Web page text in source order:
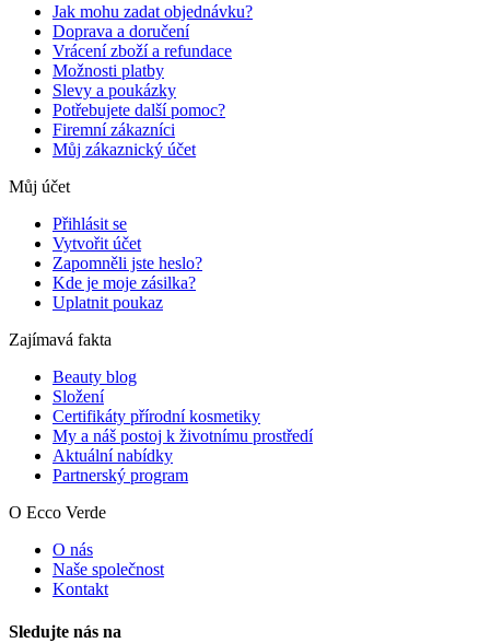
Jak mohu zadat objednávku?
Doprava a doručení
Vrácení zboží a refundace
Možnosti platby
Slevy a poukázky
Potřebujete další pomoc?
Firemní zákazníci
Můj zákaznický účet
Můj účet
Přihlásit se
Vytvořit účet
Zapomněli jste heslo?
Kde je moje zásilka?
Uplatnit poukaz
Zajímavá fakta
Beauty blog
Složení
Certifikáty přírodní kosmetiky
My a náš postoj k životnímu prostředí
Aktuální nabídky
Partnerský program
O Ecco Verde
O nás
Naše společnost
Kontakt
Sledujte nás na